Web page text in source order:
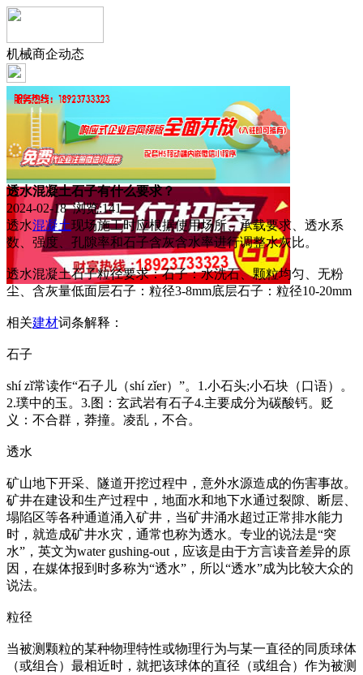
机械商企动态
透水混凝土石子有什么要求？
2024-02-18 浏览:141
透水混凝土现场施工时应根据使用场所、承载要求、透水系
数、强度、孔隙率和石子含灰含水率进行调整水灰比。
透水混凝土石子粒径要求：石子：水洗石、颗粒均匀、无粉
尘、含灰量低面层石子：粒径3-8mm底层石子：粒径10-20mm
相关建材词条解释：
石子
shí zǐ常读作“石子儿（shí zǐer）”。1.小石头;小石块（口语）。
2.璞中的玉。3.图：玄武岩有石子4.主要成分为碳酸钙。贬
义：不合群，莽撞。凌乱，不合。
透水
矿山地下开采、隧道开挖过程中，意外水源造成的伤害事故。
矿井在建设和生产过程中，地面水和地下水通过裂隙、断层、
塌陷区等各种通道涌入矿井，当矿井涌水超过正常排水能力
时，就造成矿井水灾，通常也称为透水。专业的说法是“突
水”，英文为water gushing-out，应该是由于方言读音差异的原
因，在媒体报到时多称为“透水”，所以“透水”成为比较大众的
说法。
粒径
当被测颗粒的某种物理特性或物理行为与某一直径的同质球体
（或组合）最相近时，就把该球体的直径（或组合）作为被测